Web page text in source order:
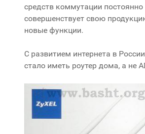
средств коммутации постоянно
совершенствует свою
новые функции.
С развитием интернета в
стало иметь роутер дома, а не